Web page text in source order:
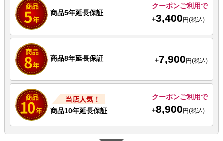
商品5年延長保証
クーポンご利用で
+3,400 円(税込)
商品8年延長保証 +7,900円(税込)
当店人気！
商品10年延長保証
クーポンご利用で
+8,900 円(税込)